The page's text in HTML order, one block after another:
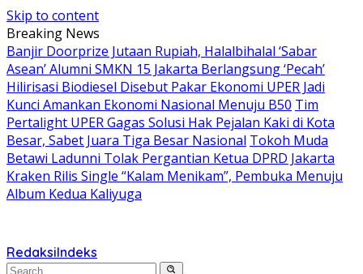
Skip to content
Breaking News
Banjir Doorprize Jutaan Rupiah, Halalbihalal ‘Sabar
Asean’ Alumni SMKN 15 Jakarta Berlangsung ‘Pecah’
Hilirisasi Biodiesel Disebut Pakar Ekonomi UPER Jadi
Kunci Amankan Ekonomi Nasional Menuju B50 Tim
Pertalight UPER Gagas Solusi Hak Pejalan Kaki di Kota
Besar, Sabet Juara Tiga Besar Nasional Tokoh Muda
Betawi Ladunni Tolak Pergantian Ketua DPRD Jakarta
Kraken Rilis Single “Kalam Menikam”, Pembuka Menuju
Album Kedua Kaliyuga
RedaksiIndeks